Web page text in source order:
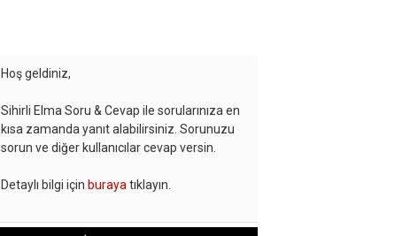
Hoş geldiniz,
Sihirli Elma Soru & Cevap ile sorularınıza en
kısa zamanda yanıt alabilirsiniz. Sorunuzu
sorun ve diğer kullanıcılar cevap versin.
Detaylı bilgi için buraya tıklayın.